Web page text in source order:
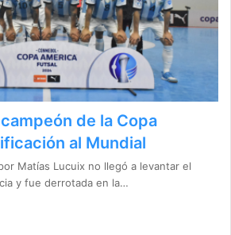
de la Copa
al Mundial
Matías Lucuix no llegó a levantar el
y fue derrotada en la…